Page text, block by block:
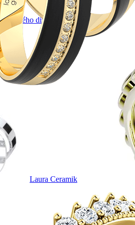
dizajnu.
Laura Ceramik